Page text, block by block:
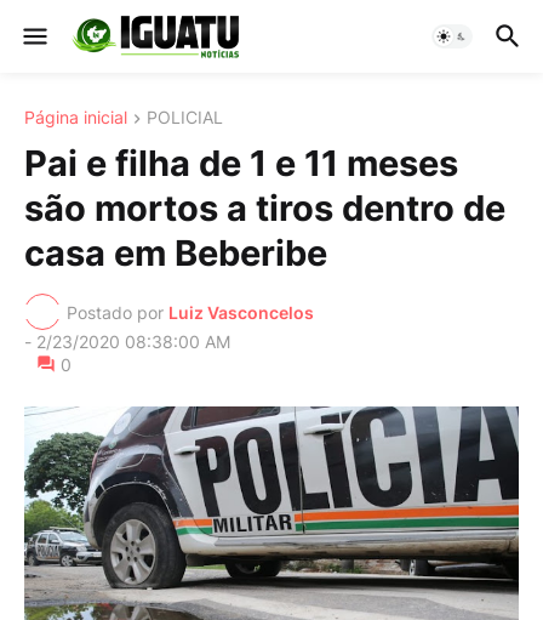
Página inicial POLICIAL
Pai e filha de 1 e 11 meses
são mortos a tiros dentro de
casa em Beberibe
Postado por Luiz Vasconcelos
- 2/23/2020 08:38:00 AM
0